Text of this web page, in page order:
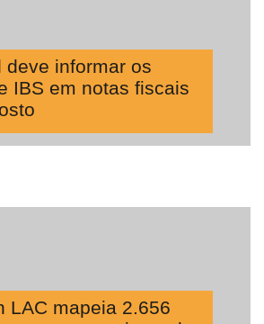
deve informar os
IBS em notas fiscais
LAC mapeia 2.656